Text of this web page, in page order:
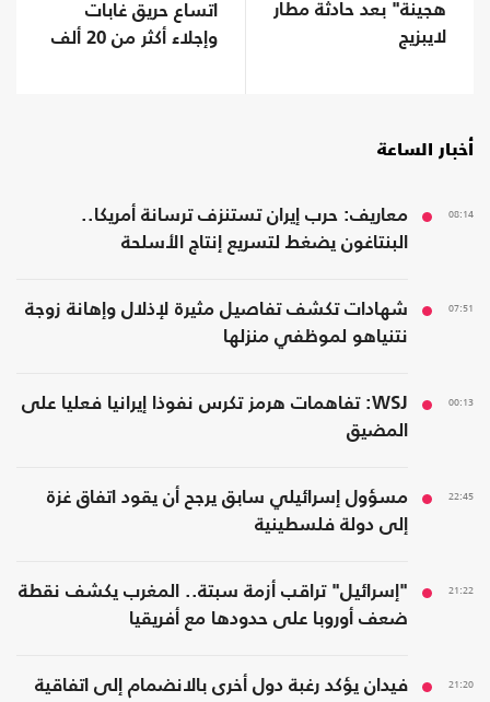
هجينة" بعد حادثة مطار
لايبزيج
اتساع حريق غابات
وإجلاء أكثر من 20 ألف
أخبار الساعة
08:14
معاريف: حرب إيران تستنزف ترسانة أمريكا..
البنتاغون يضغط لتسريع إنتاج الأسلحة
07:51
شهادات تكشف تفاصيل مثيرة لإذلال وإهانة زوجة
نتنياهو لموظفي منزلها
00:13
WSJ: تفاهمات هرمز تكرس نفوذا إيرانيا فعليا على
المضيق
22:45
مسؤول إسرائيلي سابق يرجح أن يقود اتفاق غزة
إلى دولة فلسطينية
21:22
"إسرائيل" تراقب أزمة سبتة.. المغرب يكشف نقطة
ضعف أوروبا على حدودها مع أفريقيا
21:20
فيدان يؤكد رغبة دول أخرى بالانضمام إلى اتفاقية